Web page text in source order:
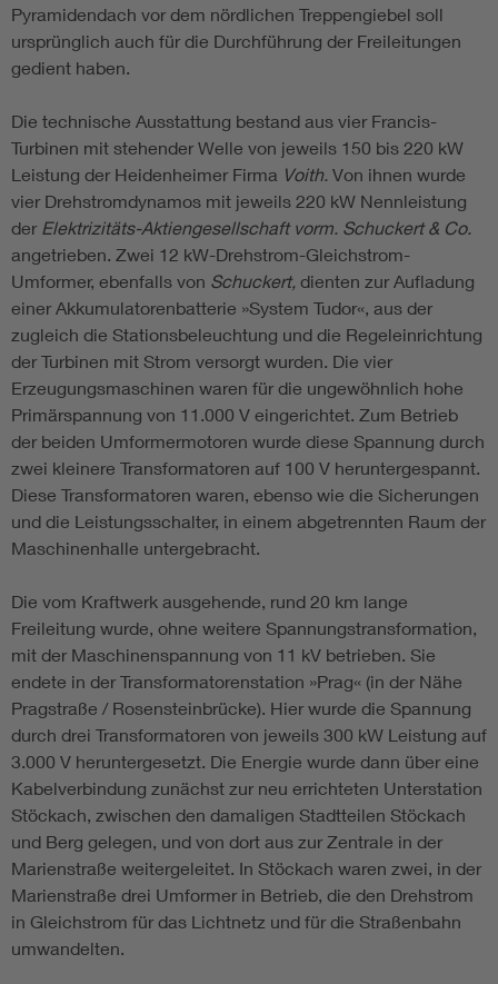
Pyramidendach vor dem nördlichen Treppengiebel soll
ursprünglich auch für die Durchführung der Freileitungen
gedient haben.
Die technische Ausstattung bestand aus vier Francis-
Turbinen mit stehender Welle von jeweils 150 bis 220 kW
Leistung der Heidenheimer Firma Voith. Von ihnen wurde
vier Drehstromdynamos mit jeweils 220 kW Nennleistung
der Elektrizitäts-Aktiengesellschaft vorm. Schuckert & Co.
angetrieben. Zwei 12 kW-Drehstrom-Gleichstrom-
Umformer, ebenfalls von Schuckert, dienten zur Aufladung
einer Akkumulatorenbatterie »System Tudor«, aus der
zugleich die Stationsbeleuchtung und die Regeleinrichtung
der Turbinen mit Strom versorgt wurden. Die vier
Erzeugungsmaschinen waren für die ungewöhnlich hohe
Primärspannung von 11.000 V eingerichtet. Zum Betrieb
der beiden Umformermotoren wurde diese Spannung durch
zwei kleinere Transformatoren auf 100 V heruntergespannt.
Diese Transformatoren waren, ebenso wie die Sicherungen
und die Leistungsschalter, in einem abgetrennten Raum der
Maschinenhalle untergebracht.
Die vom Kraftwerk ausgehende, rund 20 km lange
Freileitung wurde, ohne weitere Spannungstransformation,
mit der Maschinenspannung von 11 kV betrieben. Sie
endete in der Transformatorenstation »Prag« (in der Nähe
Pragstraße / Rosensteinbrücke). Hier wurde die Spannung
durch drei Transformatoren von jeweils 300 kW Leistung auf
3.000 V heruntergesetzt. Die Energie wurde dann über eine
Kabelverbindung zunächst zur neu errichteten Unterstation
Stöckach, zwischen den damaligen Stadtteilen Stöckach
und Berg gelegen, und von dort aus zur Zentrale in der
Marienstraße weitergeleitet. In Stöckach waren zwei, in der
Marienstraße drei Umformer in Betrieb, die den Drehstrom
in Gleichstrom für das Lichtnetz und für die Straßenbahn
umwandelten.